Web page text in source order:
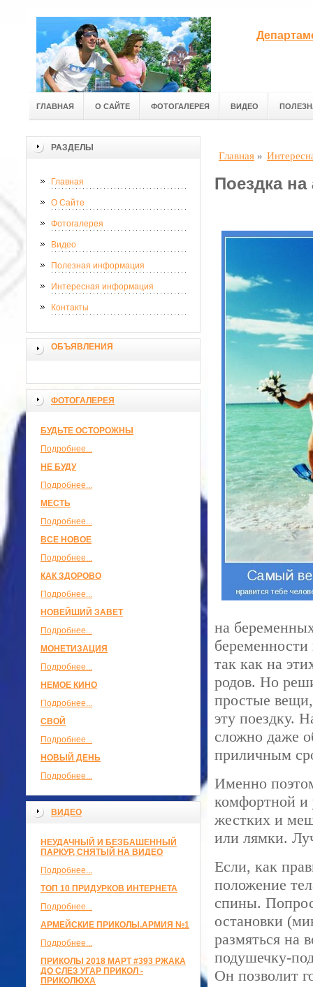
ГЛАВНАЯ О САЙТЕ ФОТОГАЛЕРЕЯ ВИДЕО
РАЗДЕЛЫ
Главная
О Сайте
Фотогалерея
Видео
Полезная информация
Интересная информация
Контакты
ОБЪЯВЛЕНИЯ
ФОТОГАЛЕРЕЯ
БУДЬТЕ ОСТОРОЖНЫ
Подробнее...
НЕ БУДУ
Подробнее...
МЕСТЬ
Подробнее...
ВСЕ НОВОЕ
Подробнее...
КАК ЗДОРОВО
Подробнее...
НОВЕЙШИЙ ЗАВЕТ
Подробнее...
МОНЕТИЗАЦИЯ
Подробнее...
НЕМОЕ КИНО
Подробнее...
СВОЙ
Подробнее...
НОВЫЙ ДЕНЬ
Подробнее...
ВИДЕО
НЕУДАЧНЫЙ И БЕЗБАШЕННЫЙ
ПАРКУР, СНЯТЫЙ НА ВИДЕО
Подробнее...
ТОП 10 ПРИДУРКОВ ИНТЕРНЕТА
Подробнее...
АРМЕЙСКИЕ ПРИКОЛЫ.АРМИЯ №1
Подробнее...
ПРИКОЛЫ 2018 МАРТ #393 РЖАКА
ДО СЛЕЗ УГАР ПРИКОЛ -
ПРИКОЛЮХА
Главная »
Поездка на
на
беременности
так как на
родов. Но
простые
эту поездку.
сложно даже
приличным
Именно
комфортной и
жестких и
или лямки.
Если, как
положение
спины.
остановки
размяться на
подушечку-
Он позволит